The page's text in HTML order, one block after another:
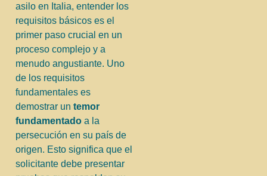
asilo en Italia, entender los
requisitos básicos es el
primer paso crucial en un
proceso complejo y a
menudo angustiante. Uno
de los requisitos
fundamentales es
demostrar un temor
fundamentado a la
persecución en su país de
origen. Esto significa que el
solicitante debe presentar